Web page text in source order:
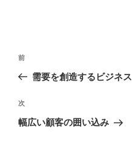
投
ビ
ゲ
過
去
投
稿
前
需要を創造するビジネス
次
の
次
幅広い顧客の囲い込み